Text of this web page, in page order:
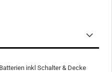
inkl Schalter & Decke